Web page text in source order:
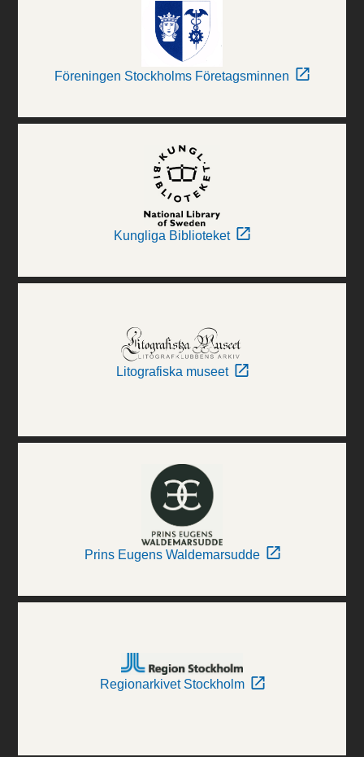
Föreningen Stockholms Företagsminnen
Kungliga Biblioteket
Litografiska museet
Prins Eugens Waldemarsudde
Regionarkivet Stockholm